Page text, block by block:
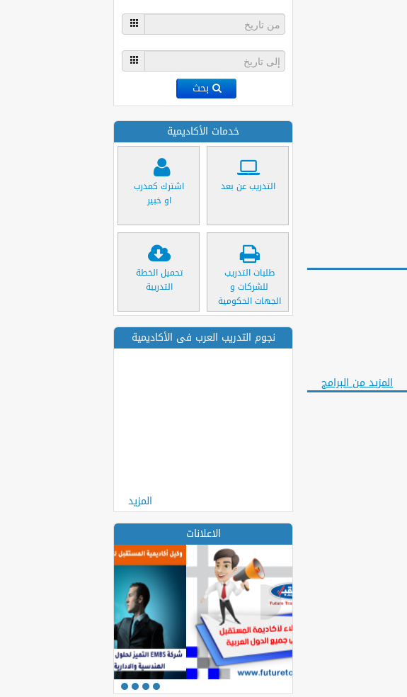
المزيد من البرامج
بحث
خدمات الأكاديمية
التدريب عن بعد
اشترك كمدرب
او خبير
طلبات التدريب
للشركات و
الجهات الحكومية
تحميل الخطة
التدريبة
نجوم التدريب العرب فى الأكاديمية
المزيد
الاعلانات
> <